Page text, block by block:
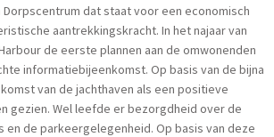
dat staat voor een economisch
aantrekkingskracht. In het najaar van
de eerste plannen aan de omwonenden
informatiebijeenkomst. Op basis van de bijna
van de jachthaven als een positieve
gezien. Wel leefde er bezorgdheid over de
en de parkeergelegenheid. Op basis van deze